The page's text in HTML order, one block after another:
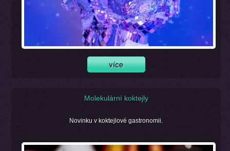
Molekulární koktejly
Novinku v koktejlové gastronomii.